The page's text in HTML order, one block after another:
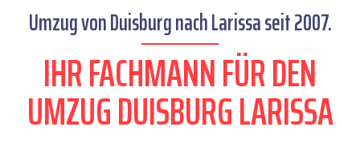
Umzug von Duisburg nach Larissa seit 2007.
IHR FACHMANN FÜR DEN
UMZUG DUISBURG LARISSA